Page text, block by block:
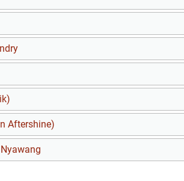
Aftershine)